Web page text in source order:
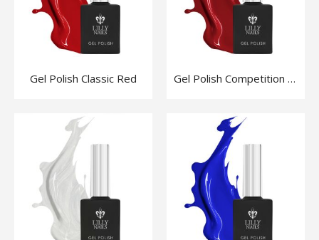
Gel Polish Classic Red Gel Polish Competition Red